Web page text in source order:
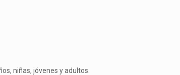
niñas, jóvenes y adultos.